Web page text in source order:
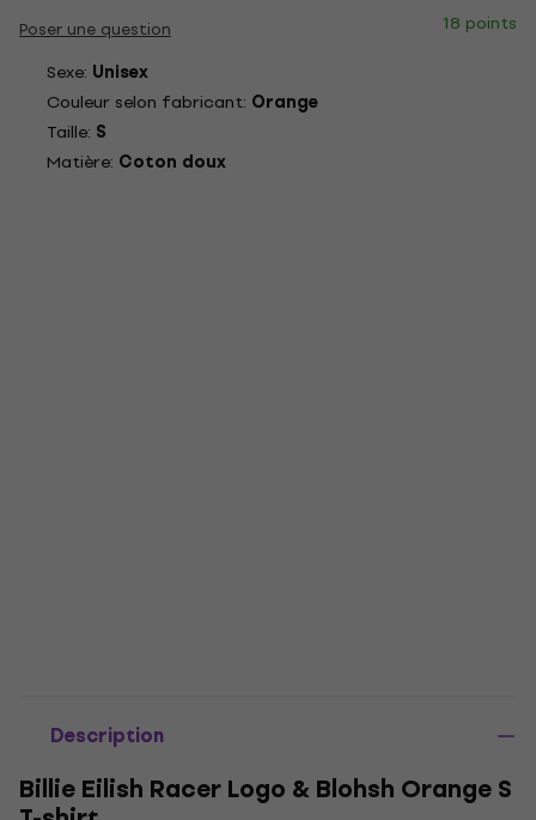
Poser une question
18 points
Sexe: Unisex
Couleur selon fabricant: Orange
Taille: S
Matière: Coton doux
Description
Billie Eilish Racer Logo & Blohsh Orange S